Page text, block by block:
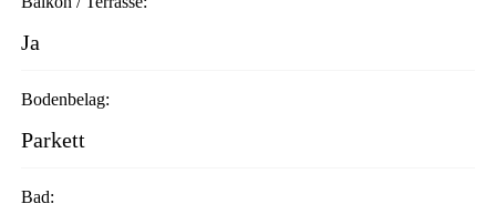
Ja
Bodenbelag:
Parkett
Bad: